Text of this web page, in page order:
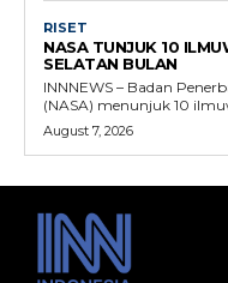
RISET
NASA TUNJUK 10
SELATAN BULAN
INNNEWS – Badan
(NASA) menunjuk 10
August 7, 2026